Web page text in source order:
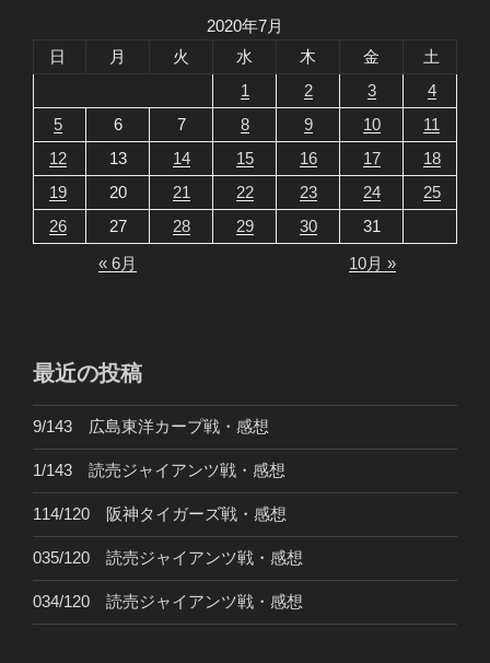
2020年7月
日
月 火 水 木 金
土
1
2 3
4
5
6 7 8 9 10
11
12
13 14 15 16 17
18
19
20 21 22 23 24
25
26
27 28 29 30
31
« 6月
10月 »
最近の投稿
9/143 広島東洋カープ戦・感想
1/143 読売ジャイアンツ戦・感想
114/120 阪神タイガーズ戦・感想
035/120 読売ジャイアンツ戦・感想
034/120 読売ジャイアンツ戦・感想